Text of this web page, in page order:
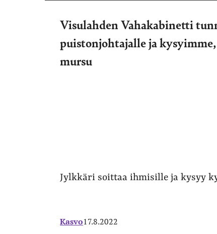
Visulahden Vahakabinetti
puistonjohtajalle ja
mursu
Jylkkäri soittaa ihmisille ja kysyy
Kasvo17.8.2022